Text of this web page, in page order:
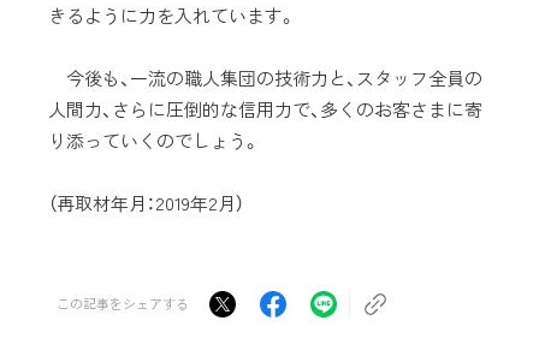
きるように力を入れています。
今後も、一流の職人集団の技術力と、スタッフ全員の
人間力、さらに圧倒的な信用力で、多くのお客さまに寄
り添っていくのでしょう。
（再取材年月：2019年2月）
この記事をシェアする